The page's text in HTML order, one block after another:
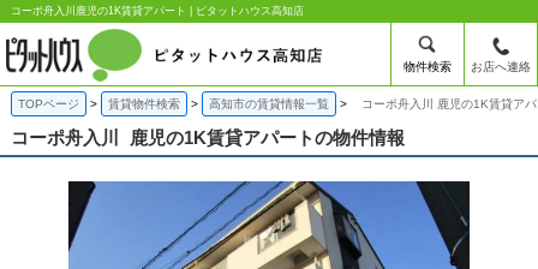
コーポ舟入川鹿児の1K賃貸アパート | ピタットハウス高知店
物件検索 お店へ連絡
TOPページ 賃貸物件検索 高知市の賃貸情報一覧 コーポ舟入川 鹿児の1K賃貸ア
コーポ舟入川 鹿児の1K賃貸アパートの物件情報